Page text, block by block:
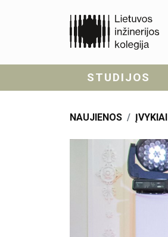
STUDIJOS
NAUJIENOS ĮVYKIAI